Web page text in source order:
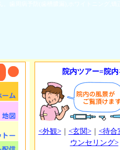
院内ツアー=院
<外観>｜ <玄関>｜ <待合
ウンセリング>